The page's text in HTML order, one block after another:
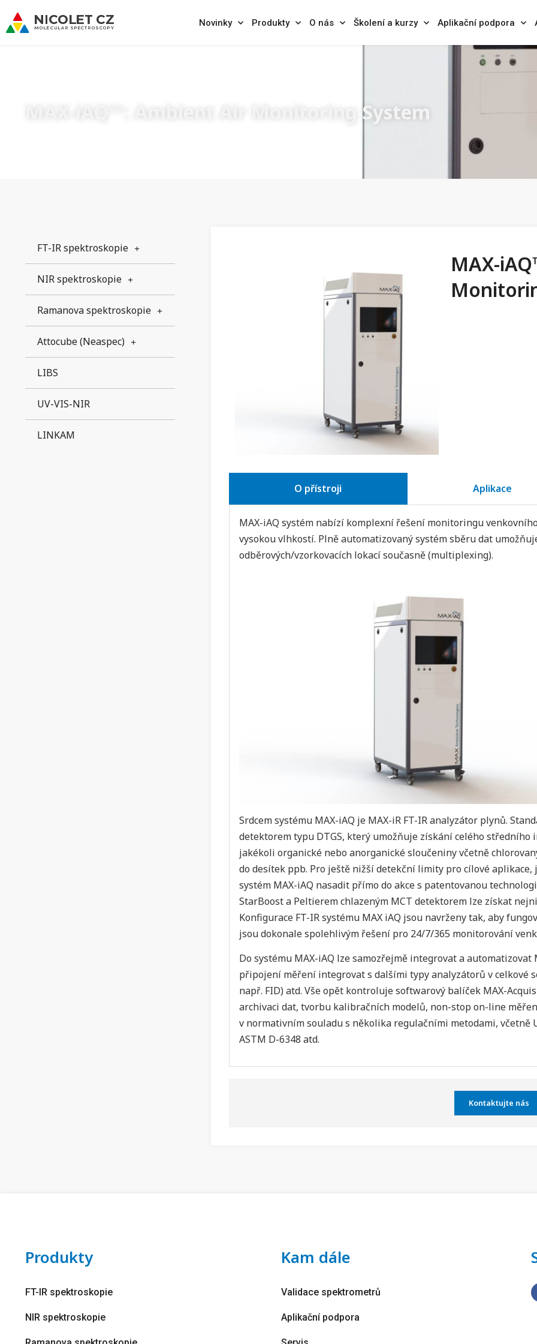
Novinky Produkty O nás Školení a kurzy Aplikační podpora
MAX-iAQ™: Ambient Air Monitoring System
FT-IR spektroskopie
NIR spektroskopie
Ramanova spektroskopie
Attocube (Neaspec)
LIBS
UV-VIS-NIR
LINKAM
MAX-
O přístroji Aplikace
MAX-iAQ systém nabízí komplexní řešení monitoringu
vysokou vlhkostí. Plně automatizovaný systém sběru dat
odběrových/vzorkovacích lokací současně (multiplexing).
Srdcem systému MAX-iAQ je MAX-iR FT-IR analyzátor plynů.
detektorem typu DTGS, který umožňuje získání celého
jakékoli organické nebo anorganické sloučeniny včetně
do desítek ppb. Pro ještě nižší detekční limity pro cílové
systém MAX-iAQ nasadit přímo do akce s patentovanou
StarBoost a Peltierem chlazeným MCT detektorem lze získat
Konfigurace FT-IR systému MAX iAQ jsou navrženy tak, aby
jsou dokonale spolehlivým řešení pro 24/7/365 monitorování
Do systému MAX-iAQ lze samozřejmě integrovat a automatizovat
připojení měření integrovat s dalšími typy analyzátorů v celkové
např. FID) atd. Vše opět kontroluje softwarový balíček MAX-
archivaci dat, tvorbu kalibračních modelů, non-stop on-line
v normativním souladu s několika regulačními metodami, včetně
ASTM D-6348 atd.
Kontaktujte nás
Produkty
FT-IR spektroskopie
NIR spektroskopie
Kam dále
Validace spektrometrů
Aplikační podpora